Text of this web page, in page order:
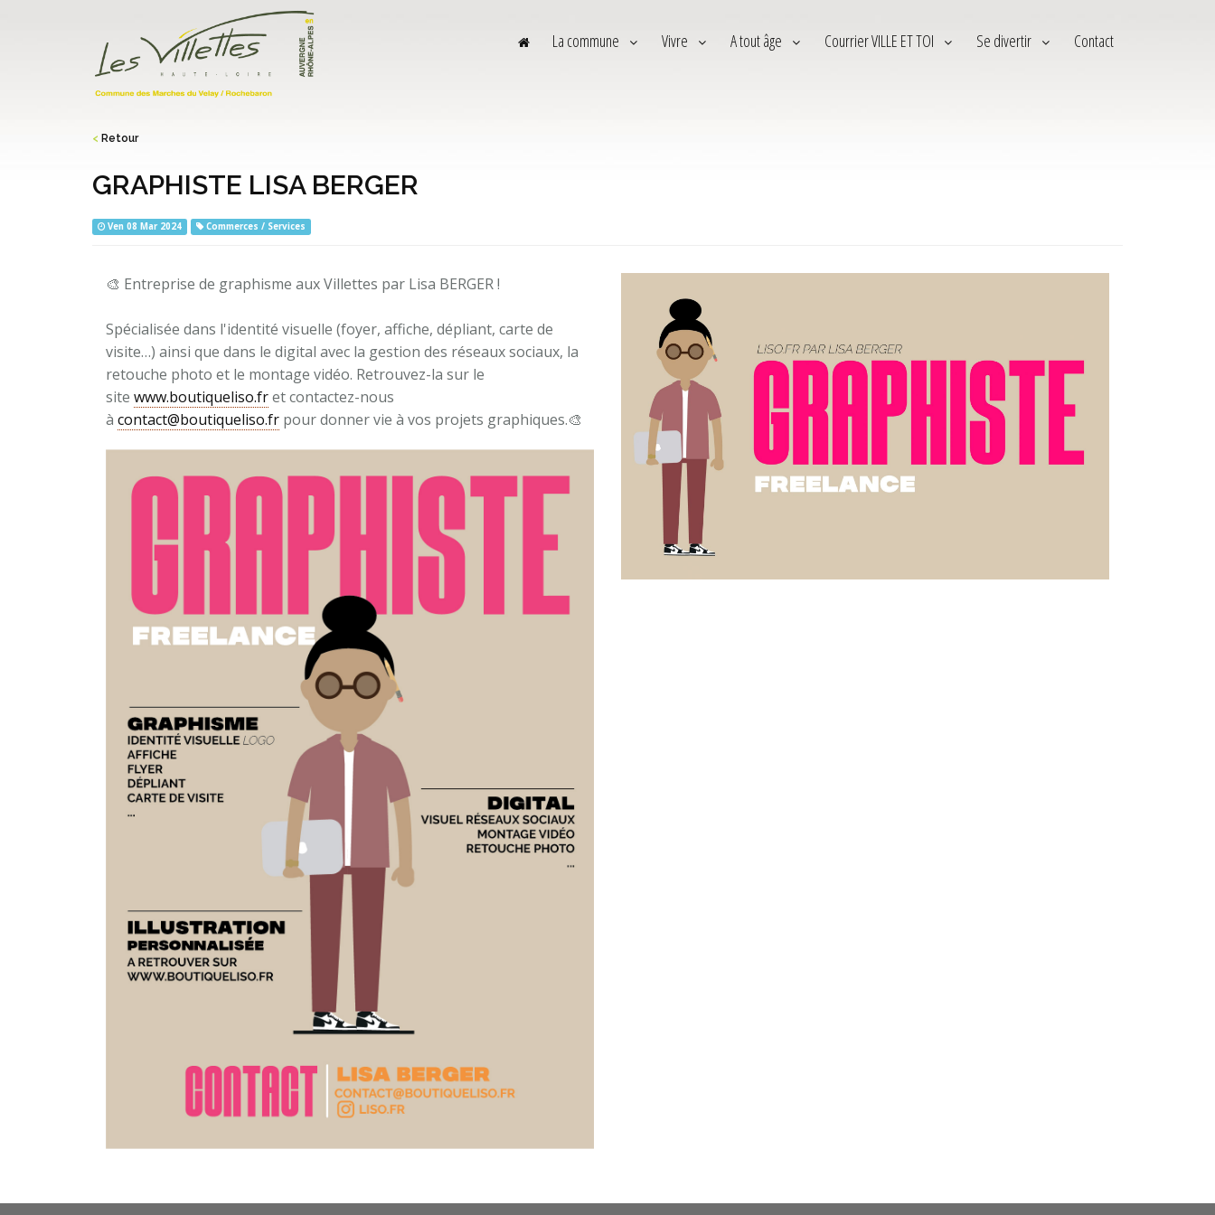
La commune Vivre A tout âge Courrier VILLE ET TOI Se divertir Contact
< Retour
GRAPHISTE LISA BERGER
Ven 08 Mar 2024 Commerces / Services
🎨 Entreprise de graphisme aux Villettes par Lisa BERGER !
Spécialisée dans l'identité visuelle (foyer, affiche, dépliant, carte de
visite…) ainsi que dans le digital avec la gestion des réseaux sociaux, la
retouche photo et le montage vidéo. Retrouvez-la sur le
site www.boutiqueliso.fret contactez-nous
à contact@boutiqueliso.fr pour donner vie à vos projets graphiques.🎨